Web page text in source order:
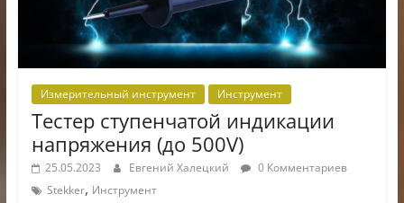
Измерительный инструмент Инструмент
Тестер ступенчатой индикации
напряжения (до 500V)
25.05.2023 Евгений Халецкий
0 Комментариев
Stekker, Инструмент